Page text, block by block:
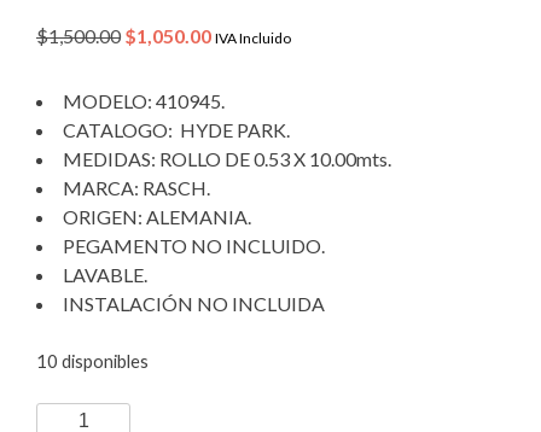
$1,500.00 Original
$1,500.00.
$1,050.00Current
$1,050.00.
IVA Incluido
MODELO: 410945.
CATALOGO: HYDE PARK.
MEDIDAS: ROLLO DE 0.53 X 10.00mts.
MARCA: RASCH.
ORIGEN: ALEMANIA.
PEGAMENTO NO INCLUIDO.
LAVABLE.
INSTALACIÓN NO INCLUIDA
10 disponibles
TAPIZ